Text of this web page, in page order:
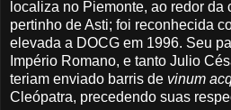
localiza no Piemonte, ao redor da
pertinho de Asti; foi reconhecida
elevada a DOCG em 1996. Seu
Império Romano, e tanto Julio
teriam enviado barris de vinum
Cleópatra, precedendo suas